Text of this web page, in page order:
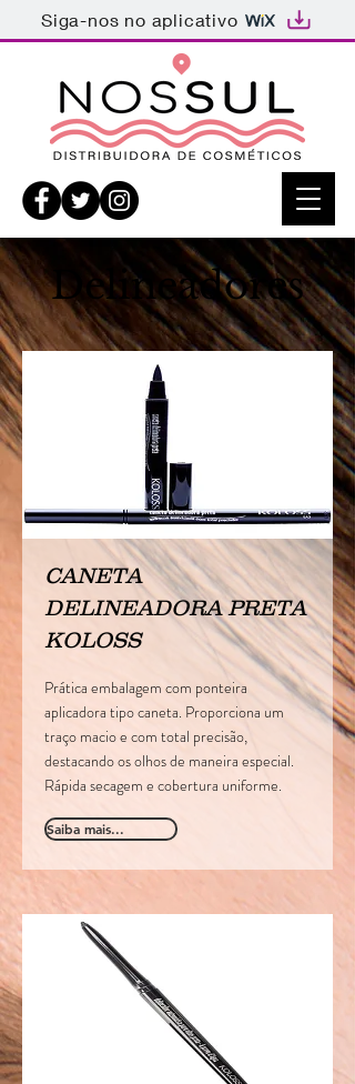
Siga-nos no aplicativo
Delineadores
CANETA
DELINEADORA PRETA
KOLOSS
Prática embalagem com ponteira
aplicadora tipo caneta. Proporciona um
traço macio e com total precisão,
destacando os olhos de maneira especial.
Rápida secagem e cobertura uniforme.
Saiba mais...